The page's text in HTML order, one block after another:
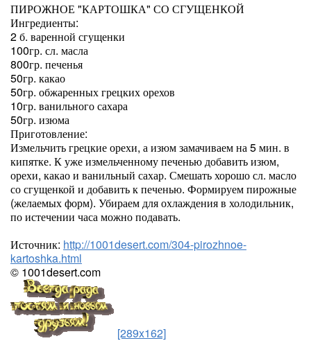
ПИРОЖНОЕ "КАРТОШКА" СО СГУЩЕНКОЙ
Ингредиенты:
2 б. варенной сгущенки
100гр. сл. масла
800гр. печенья
50гр. какао
50гр. обжаренных грецких орехов
10гр. ванильного сахара
50гр. изюма
Приготовление:
Измельчить грецкие орехи, а изюм замачиваем на 5 мин. в
кипятке. К уже измельченному печенью добавить изюм,
орехи, какао и ванильный сахар. Смешать хорошо сл. масло
со сгущенкой и добавить к печенью. Формируем пирожные
(желаемых форм). Убираем для охлаждения в холодильник,
по истечении часа можно подавать.
Источник: http://1001desert.com/304-pirozhnoe-
kartoshka.html
© 1001desert.com
[289x162]